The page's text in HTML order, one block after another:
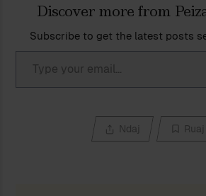
Discover more from
Subscribe to get the latest posts
Type your email…
Ndaj Ruaj